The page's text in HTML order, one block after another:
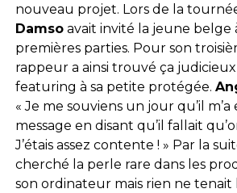
nouveau projet. Lors de la
Damsoavait invité la jeune belge
premières parties. Pour son
rappeur a ainsi trouvé ça
featuring à sa petite protégée.
« Je me souviens un jour qu’il
message en disant qu’il fallait
J’étais assez contente ! » Par la
cherché la perle rare dans les
son ordinateur mais rien ne tenait